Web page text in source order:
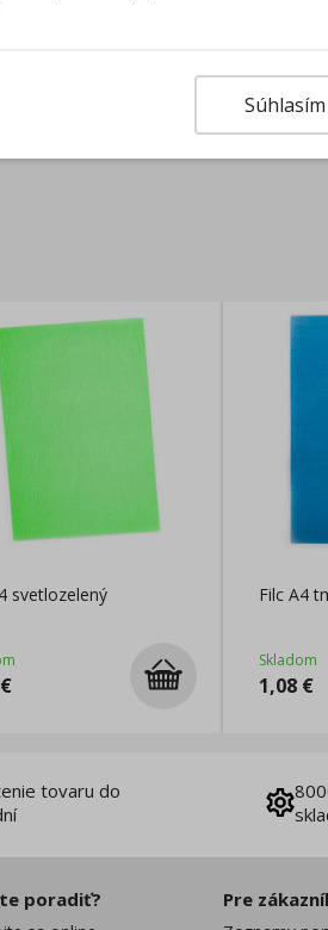
svetlozelený Filc A4
Skladom
1,08 €
tovaru do
poradiť? Pre
Súhlasím